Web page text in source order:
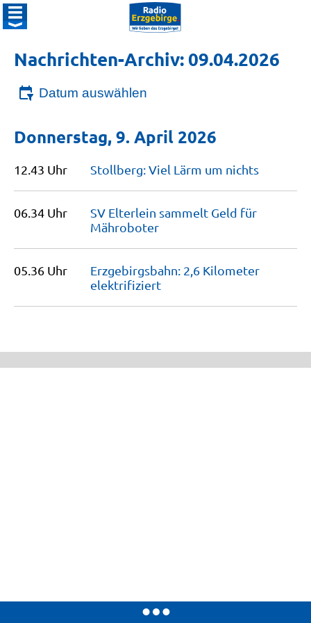
Nachrichten-Archiv: 09.04.2026
Datum auswählen
Donnerstag, 9. April 2026
12.43 Uhr Stollberg: Viel Lärm um nichts
06.34 Uhr
SV Elterlein sammelt Geld für
Mähroboter
05.36 Uhr
Erzgebirgsbahn: 2,6 Kilometer
elektrifiziert